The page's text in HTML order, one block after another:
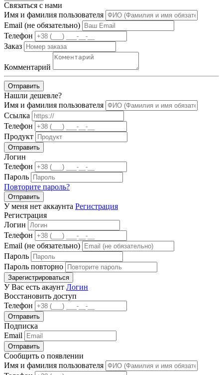
Связаться с нами
Имя и фамилия пользователя
Email (не обязательно)
Телефон
Заказ
Комментарий
Отправить
Нашли дешевле?
Имя и фамилия пользователя
Ссылка
Телефон
Продукт
Отправить
Логин
Телефон
Пароль
Повторите пароль?
Отправить
У меня нет аккаунта Регистрация
Регистрация
Логин
Телефон
Email (не обязательно)
Пароль
Пароль повторно
Зарегистрироваться
У Вас есть акаунт Логин
Восстановить доступ
Телефон
Отправить
Подписка
Email
Отправить
Сообщить о появлении
Имя и фамилия пользователя